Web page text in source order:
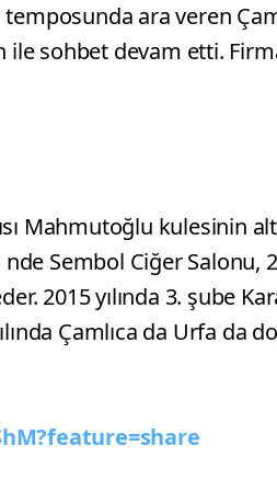
ara veren
sohbet devam etti.
Mahmutoğlu kulesinin
Sembol Ciğer Salonu,
2015 yılında 3. şube
Çamlıca da Urfa da